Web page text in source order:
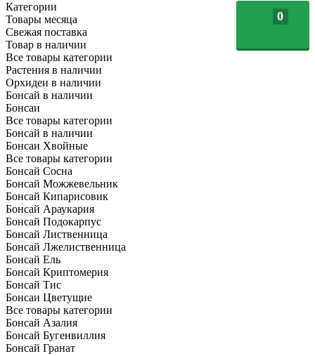
0
Категории
Товары месяца
Свежая поставка
Товар в наличии
Все товары категории
Растения в наличии
Орхидеи в наличии
Бонсай в наличии
Бонсаи
Все товары категории
Бонсай в наличии
Бонсаи Хвойные
Все товары категории
Бонсай Сосна
Бонсай Можжевельник
Бонсай Кипарисовик
Бонсай Араукария
Бонсай Подокарпус
Бонсай Лиственница
Бонсай Лжелиственница
Бонсай Ель
Бонсай Криптомерия
Бонсай Тис
Бонсаи Цветущие
Все товары категории
Бонсай Азалия
Бонсай Бугенвиллия
Бонсай Гранат